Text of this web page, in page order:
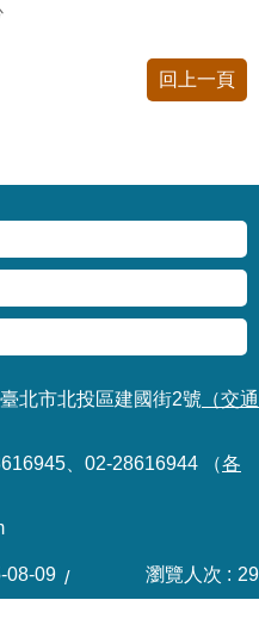
回上一頁
北市北投區建國街2號 （交通
、02-28616944 （各
08-09 瀏覽人次 29